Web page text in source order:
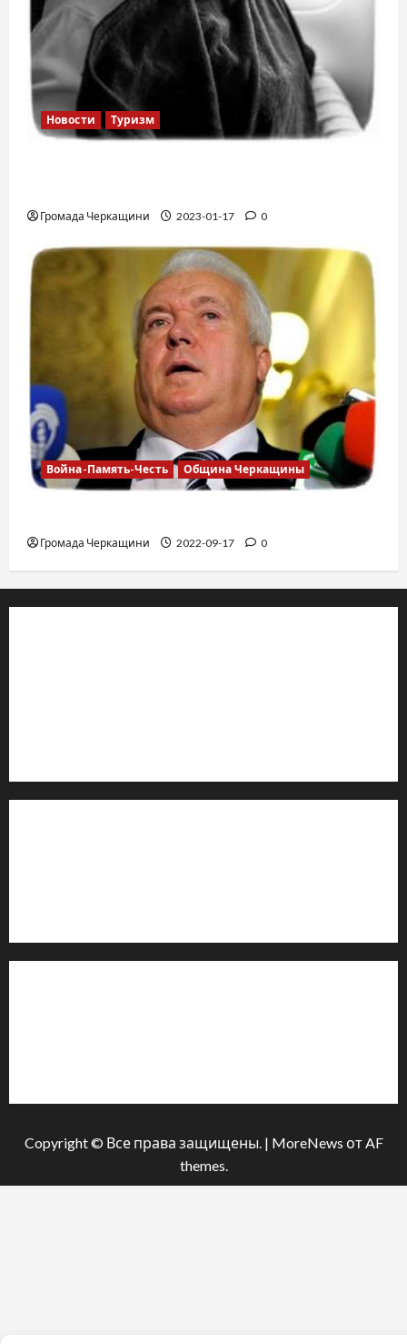
Новости Туризм
Громада Черкащини 2023-01-17 0
Война-Память-Честь Община Черкащины
Громада Черкащини 2022-09-17 0
Copyright © Все права защищены. | MoreNews от AF
themes.